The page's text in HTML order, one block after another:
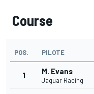
Course
POS. PILOTE
1 M. Evans
Jaguar Racing